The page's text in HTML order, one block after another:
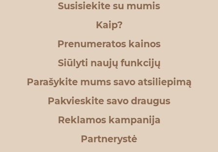
Susisiekite su mumis
Kaip?
Prenumeratos kainos
Siūlyti naujų funkcijų
Parašykite mums savo atsiliepimą
Pakvieskite savo draugus
Reklamos kampanija
Partnerystė